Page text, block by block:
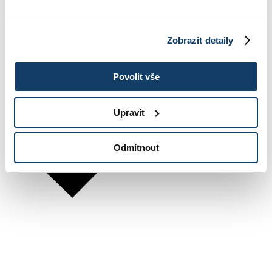
Zobrazit detaily
Povolit vše
Upravit
Odmítnout